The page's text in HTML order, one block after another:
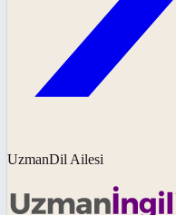
UzmanDil Ailesi